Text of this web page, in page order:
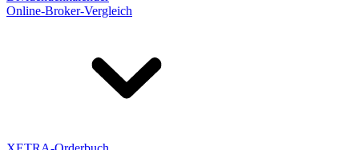
Online-Broker-Vergleich